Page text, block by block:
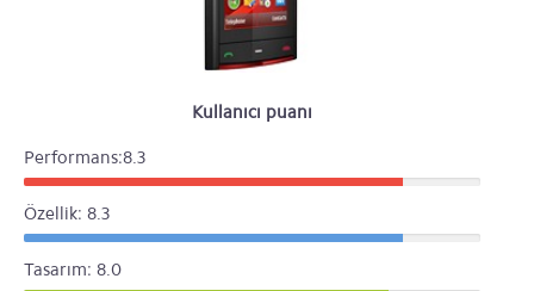
Kullanıcı puanı
Performans:8.3
Özellik: 8.3
Tasarım: 8.0